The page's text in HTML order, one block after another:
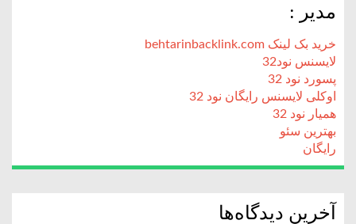
مدیر :
خرید بک لینک behtarinbacklink.com
لایسنس نود32
پسورد نود 32
اوکلی لایسنس رایگان نود 32
همیار نود 32
بهترین سئو
رایگان
آخرین دیدگاه‌ها